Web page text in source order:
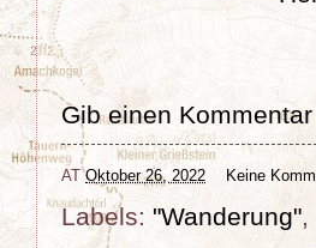
Gib einen
ATOktober 26, 2022 Keine
Labels: "Wanderung",